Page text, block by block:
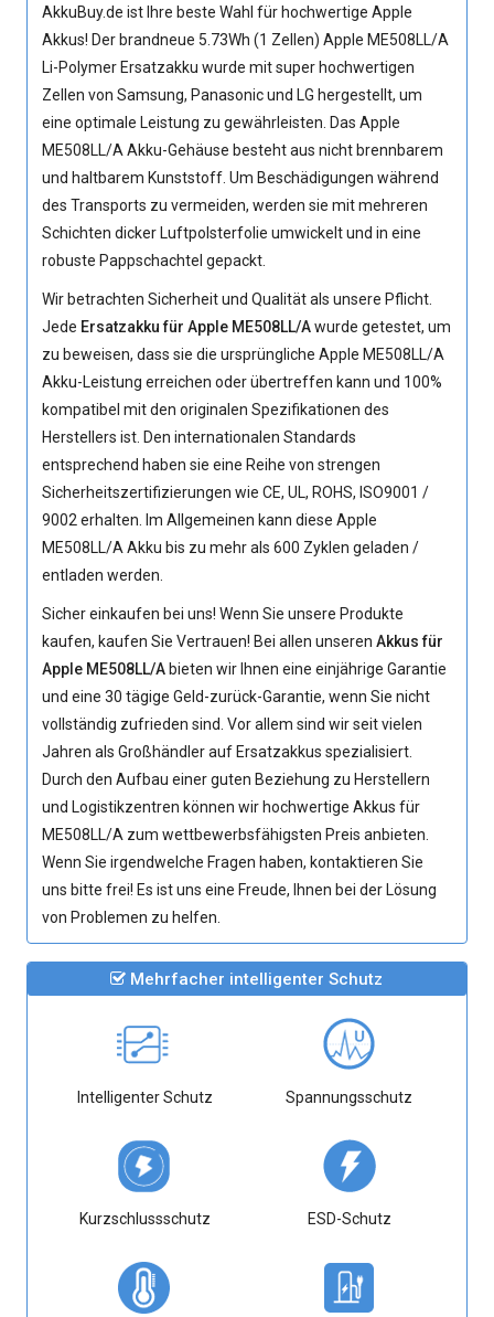
AkkuBuy.de ist Ihre beste Wahl für hochwertige Apple
Akkus! Der brandneue 5.73Wh (1 Zellen)Apple ME508LL/A
Li-Polymer Ersatzakku wurde mit super hochwertigen
Zellen von Samsung, Panasonic und LG hergestellt, um
eine optimale Leistung zu gewährleisten. Das Apple
ME508LL/A Akku-Gehäuse besteht aus nicht brennbarem
und haltbarem Kunststoff. Um Beschädigungen während
des Transports zu vermeiden, werden sie mit mehreren
Schichten dicker Luftpolsterfolie umwickelt und in eine
robuste Pappschachtel gepackt.
Wir betrachten Sicherheit und Qualität als unsere Pflicht.
Jede Ersatzakku für Apple ME508LL/Awurde getestet, um
zu beweisen, dass sie die ursprünglicheApple ME508LL/A
Akku-Leistung erreichen oder übertreffen kann und 100%
kompatibel mit den originalen Spezifikationen des
Herstellers ist. Den internationalen Standards
entsprechend haben sie eine Reihe von strengen
Sicherheitszertifizierungen wie CE, UL, ROHS, ISO9001 /
9002 erhalten. Im Allgemeinen kann dieseApple
ME508LL/A Akku bis zu mehr als 600 Zyklen geladen /
entladen werden.
Sicher einkaufen bei uns! Wenn Sie unsere Produkte
kaufen, kaufen Sie Vertrauen! Bei allen unserenAkkus für
Apple ME508LL/A bieten wir Ihnen eine einjährige Garantie
und eine 30 tägige Geld-zurück-Garantie, wenn Sie nicht
vollständig zufrieden sind. Vor allem sind wir seit vielen
Jahren als Großhändler auf Ersatzakkus spezialisiert.
Durch den Aufbau einer guten Beziehung zu Herstellern
und Logistikzentren können wir hochwertigeAkkus für
ME508LL/A zum wettbewerbsfähigsten Preis anbieten.
Wenn Sie irgendwelche Fragen haben, kontaktieren Sie
uns bitte frei! Es ist uns eine Freude, Ihnen bei der Lösung
von Problemen zu helfen.
Mehrfacher intelligenter Schutz
Intelligenter Schutz Spannungsschutz
Kurzschlussschutz ESD-Schutz